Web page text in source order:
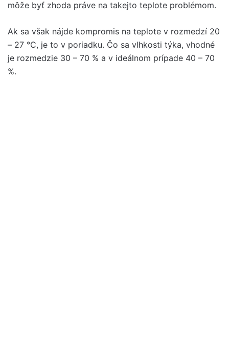
môže byť zhoda práve na takejto teplote problémom.
Ak sa však nájde kompromis na teplote v rozmedzí 20
– 27 °C, je to v poriadku. Čo sa vlhkosti týka, vhodné
je rozmedzie 30 – 70 % a v ideálnom prípade 40 – 70
%.